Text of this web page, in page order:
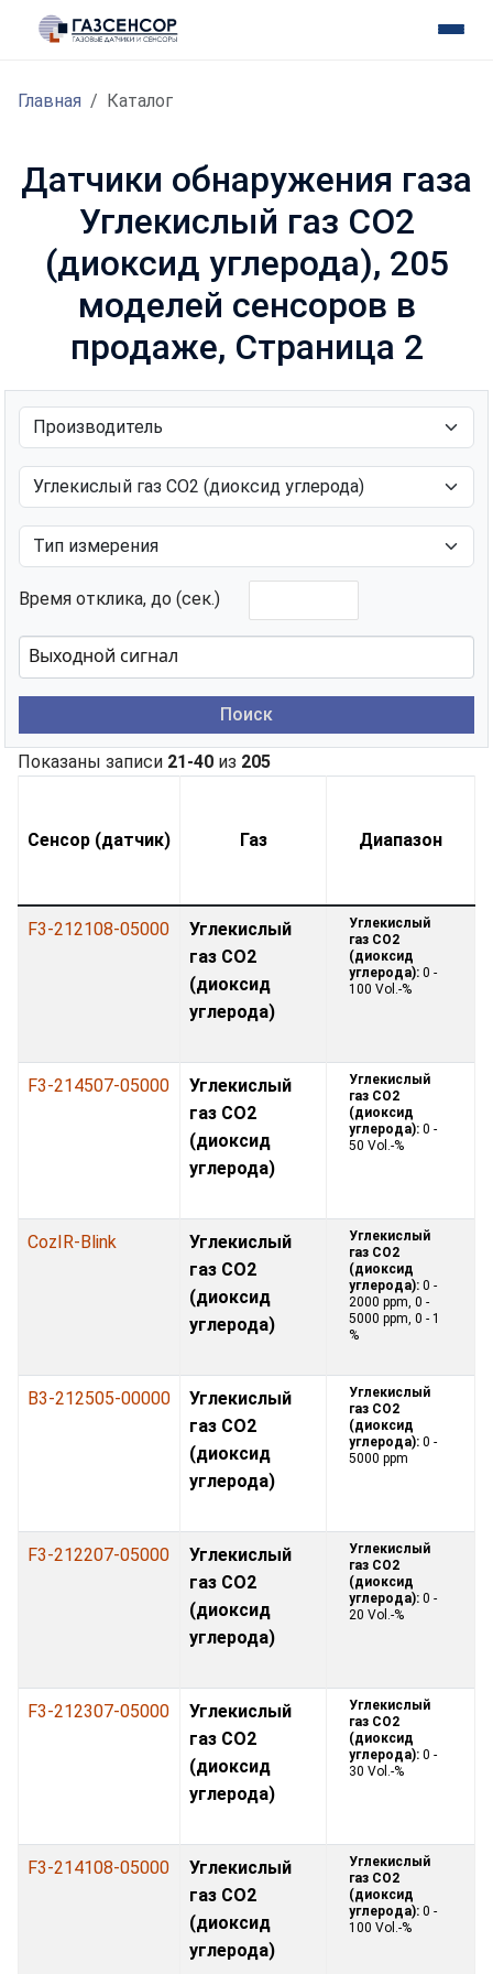
Главная Каталог
Датчики обнаружения газа
Углекислый газ CO2
(диоксид углерода), 205
моделей сенсоров в
продаже, Страница 2
Время отклика, до (сек.)
Поиск
Показаны записи 21-40 из 205
Сенсор (датчик) Газ Диапазон
F3-212108-05000
Углекислый
газ CO2
(диоксид
углерода)
Углекислый
газ CO2
(диоксид
углерода): 0 -
100 Vol.-%
F3-214507-05000
Углекислый
газ CO2
(диоксид
углерода)
Углекислый
газ CO2
(диоксид
углерода): 0 -
50 Vol.-%
CozIR-Blink
Углекислый
газ CO2
(диоксид
углерода)
Углекислый
газ CO2
(диоксид
углерода): 0 -
2000 ppm, 0 -
5000 ppm, 0 - 1
%
B3-212505-00000
Углекислый
газ CO2
(диоксид
углерода)
Углекислый
газ CO2
(диоксид
углерода): 0 -
5000 ppm
F3-212207-05000
Углекислый
газ CO2
(диоксид
углерода)
Углекислый
газ CO2
(диоксид
углерода): 0 -
20 Vol.-%
F3-212307-05000
Углекислый
газ CO2
(диоксид
углерода)
Углекислый
газ CO2
(диоксид
углерода): 0 -
30 Vol.-%
F3-214108-05000
Углекислый
газ CO2
(диоксид
углерода)
Углекислый
газ CO2
(диоксид
углерода): 0 -
100 Vol.-%